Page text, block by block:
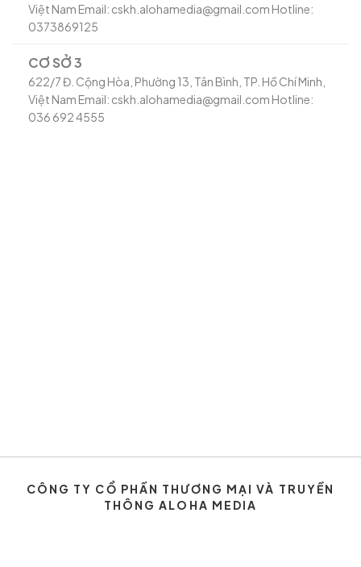
Việt Nam Email: cskh.alohamedia@gmail.com Hotline:
0373869125
CƠ SỞ 3
622/7 Đ. Cộng Hòa, Phường 13, Tân Bình, TP. Hồ Chí Minh,
Việt Nam Email: cskh.alohamedia@gmail.com Hotline:
036 692 4555
CÔNG TY CỔ PHẦN THƯƠNG MẠI VÀ TRUYỀN
THÔNG ALOHA MEDIA